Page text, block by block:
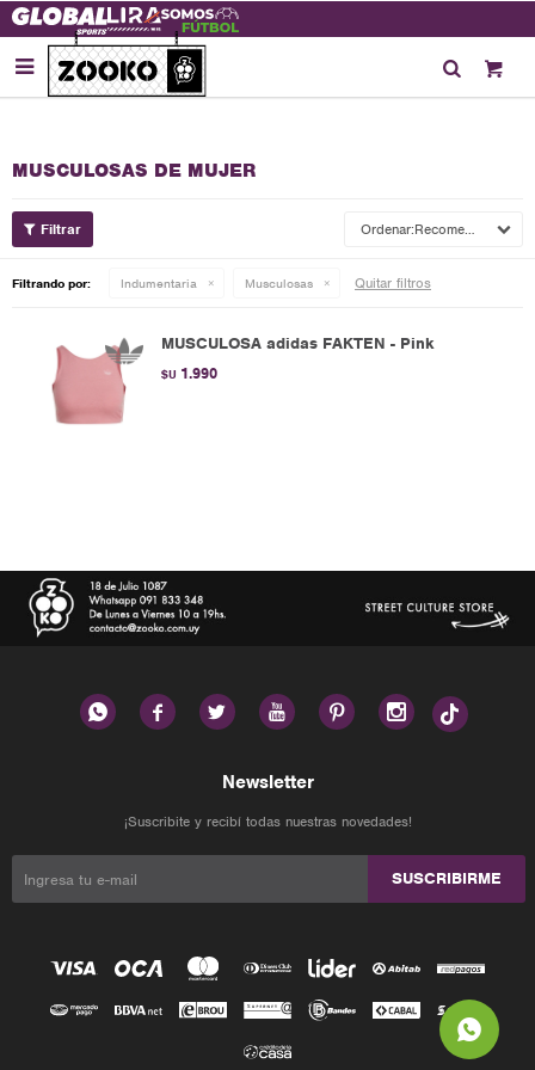

MUSCULOSAS DE MUJER
Recomendados
Filtrando por: Indumentaria Musculosas Quitar filtros
MUSCULOSA adidas FAKTEN - Pink
$U 1.990
     
Newsletter
¡Suscribite y recibí todas nuestras novedades!
SUSCRIBIRME